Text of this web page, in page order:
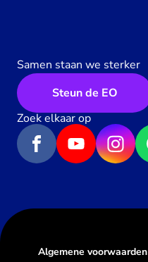
Samen staan we sterker
Steun de EO
Zoek elkaar op
Algemene voorwaarden